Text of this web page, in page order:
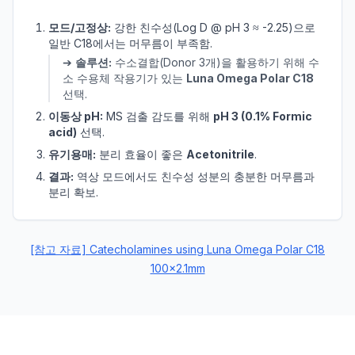
모드/고정상: 강한 친수성(Log D @ pH 3 ≈ -2.25)으로
일반 C18에서는 머무름이 부족함.
➔ 솔루션: 수소결합(Donor 3개)을 활용하기 위해 수
소 수용체 작용기가 있는 Luna Omega Polar C18
선택.
이동상 pH: MS 검출 감도를 위해 pH 3 (0.1% Formic
acid) 선택.
유기용매: 분리 효율이 좋은 Acetonitrile.
결과: 역상 모드에서도 친수성 성분의 충분한 머무름과
분리 확보.
[참고 자료] Catecholamines using Luna Omega Polar C18
100x2.1mm